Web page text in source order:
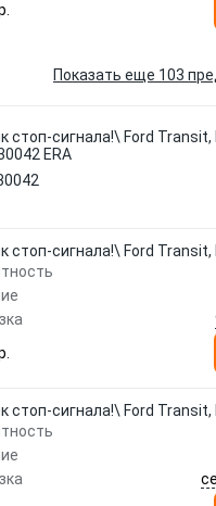
Показать еще 103
стоп-сигнала!\ Ford Transit,
ERA
стоп-сигнала!\ Ford Transit,
стоп-сигнала!\ Ford Transit,